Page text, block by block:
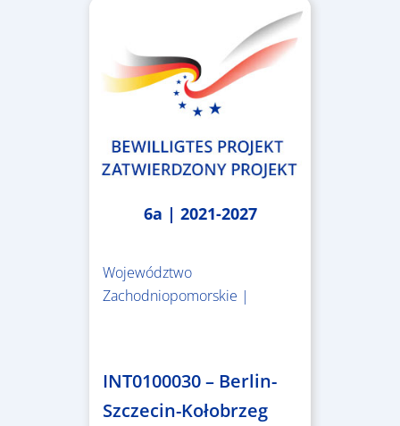
6a | 2021-2027
Województwo
Zachodniopomorskie |
INT0100030 – Berlin-
Szczecin-Kołobrzeg